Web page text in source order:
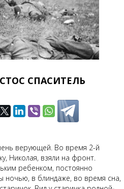
СПАСИТЕЛЬ
верующей. Во время 2-й
Николая, взяли на фронт.
ребенком, постоянно
ночью, в блиндаже, во время сна,